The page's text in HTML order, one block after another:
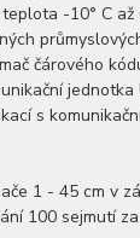
-10° C až
čárového
jednotka
s
1 - 45 cm v
100 sejmutí